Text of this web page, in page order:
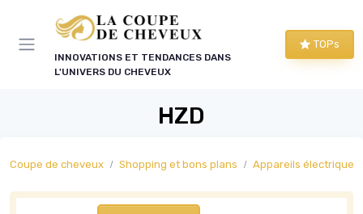
INNOVATIONS ET TENDANCES DANS
L'UNIVERS DU CHEVEUX
TOPs
HZD
Coupe de cheveux Shopping et bons plans Appareils électriques